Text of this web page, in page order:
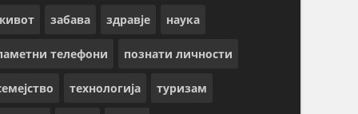
забава здравје наука
телефони познати личности
технологија туризам